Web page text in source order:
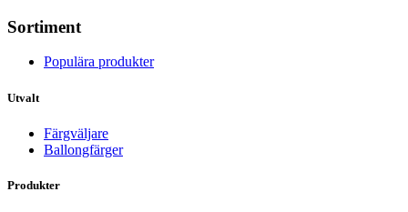
Sortiment
Populära produkter
Utvalt
Färgväljare
Ballongfärger
Produkter